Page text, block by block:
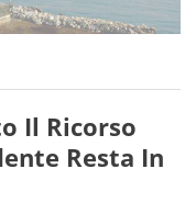
Il Ricorso
Resta In